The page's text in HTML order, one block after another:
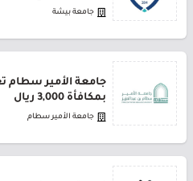
جامعة بيشة
جامعة الأمير سطام
بمكافأة 3,000 ريال
جامعة الأمير سطام